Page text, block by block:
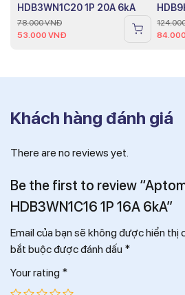
HDB3WN1C20 1P 20A 6kA
78.000VNĐ
53.000 VNĐ
84.000
Khách hàng đánh giá
There are no reviews yet.
Be the first to review
HDB3WN1C16 1P 16A 6kA”
Email của bạn sẽ không được hiển thị
bắt buộc được đánh dấu *
Your rating *